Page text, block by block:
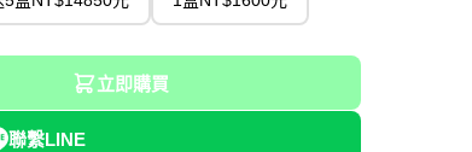
立即購買
聯繫LINE